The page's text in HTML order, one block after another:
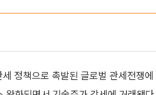
정책으로 촉발된 글로벌 관세전쟁에